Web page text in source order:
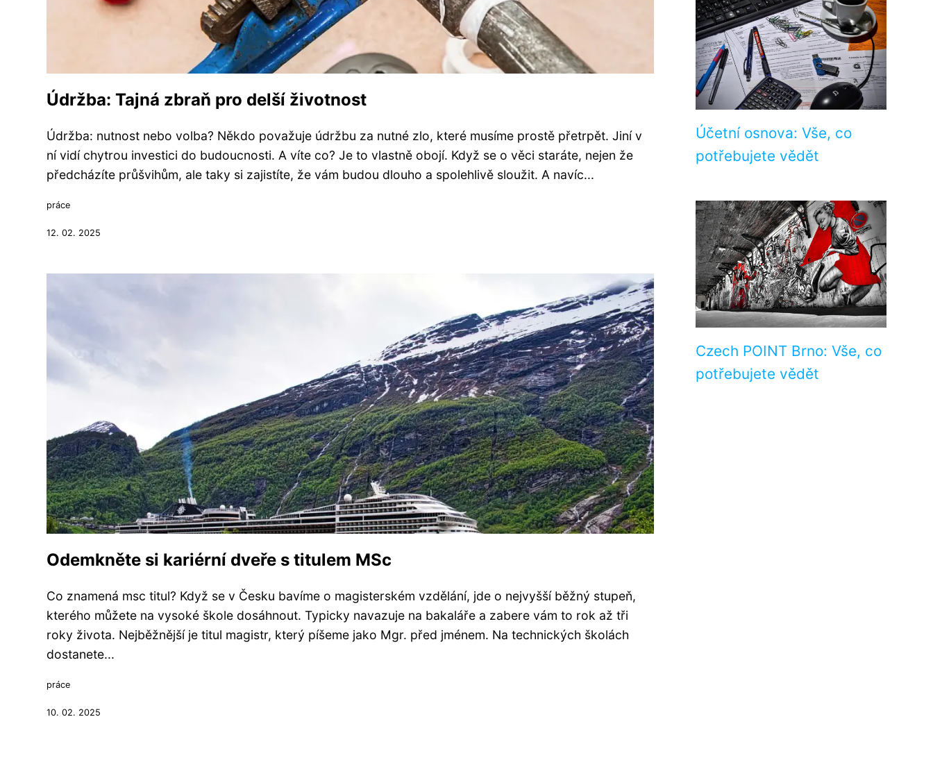
Údržba: Tajná zbraň pro delší životnost
Údržba: nutnost nebo volba? Někdo považuje údržbu za nutné zlo, které musíme prostě přetrpět. Jiní v
ní vidí chytrou investici do budoucnosti. A víte co? Je to vlastně obojí. Když se o věci staráte, nejen že
předcházíte průšvihům, ale taky si zajistíte, že vám budou dlouho a spolehlivě sloužit. A navíc...
práce
12. 02. 2025
Odemkněte si kariérní dveře s titulem MSc
Co znamená msc titul? Když se v Česku bavíme o magisterském vzdělání, jde o nejvyšší běžný stupeň,
kterého můžete na vysoké škole dosáhnout. Typicky navazuje na bakaláře a zabere vám to rok až tři
roky života. Nejběžnější je titul magistr, který píšeme jako Mgr. před jménem. Na technických školách
dostanete...
práce
10. 02. 2025
Účetní osnova: Vše, co
potřebujete vědět
Czech POINT Brno: Vše, co
potřebujete vědět